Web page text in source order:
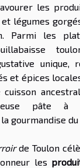
les
légumes
Parmi les
unique,
et épices
cuisson
pâte à
gourmandise
de Toulon
les